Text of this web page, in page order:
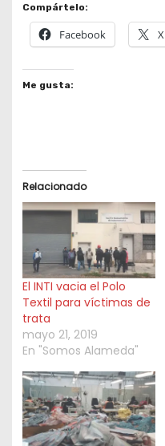
Compártelo:
Facebook X
Me gusta:
Relacionado
El INTI vacia el Polo
Textil para víctimas de
trata
mayo 21, 2019
En "Somos Alameda"